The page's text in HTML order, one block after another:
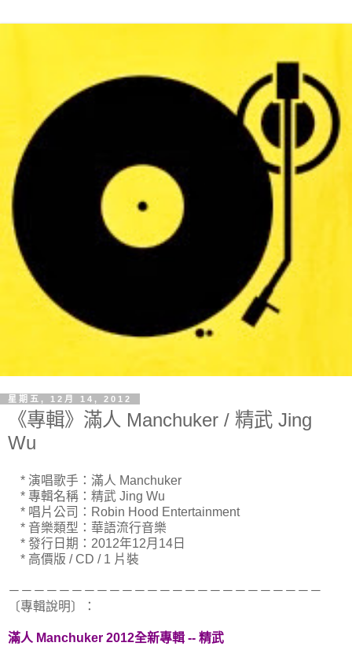
星期五, 12月 14, 2012
《專輯》滿人 Manchuker / 精武 Jing
Wu
* 演唱歌手：滿人 Manchuker
* 專輯名稱：精武 Jing Wu
* 唱片公司：Robin Hood Entertainment
* 音樂類型：華語流行音樂
* 發行日期：2012年12月14日
* 高價版 / CD / 1 片裝
－－－－－－－－－－－－－－－－－－－－－－－－－
〔專輯說明〕：
滿人 Manchuker 2012全新專輯 -- 精武